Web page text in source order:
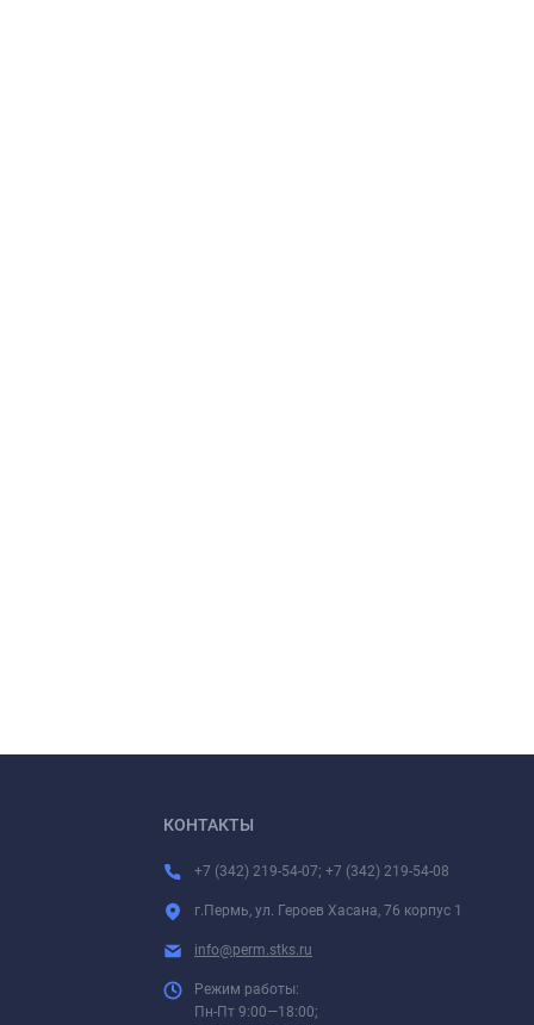
КОНТАКТЫ
+7 (342) 219-54-07; +7 (342) 219-54-08
г.Пермь, ул. Героев Хасана, 76 корпус 1
info@perm.stks.ru
Режим работы:
Пн-Пт 9:00—18:00;